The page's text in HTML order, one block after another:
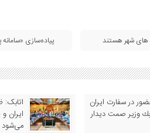
های شهر هستند پیاده‌سازی
در سفارت ایران
وزير صمت ديدار
ایران
می‌شود